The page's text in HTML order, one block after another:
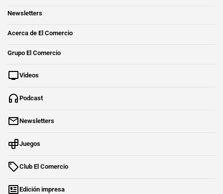
Newsletters
Acerca de El Comercio
Grupo El Comercio
Videos
Podcast
Newsletters
Juegos
Club El Comercio
Edición impresa